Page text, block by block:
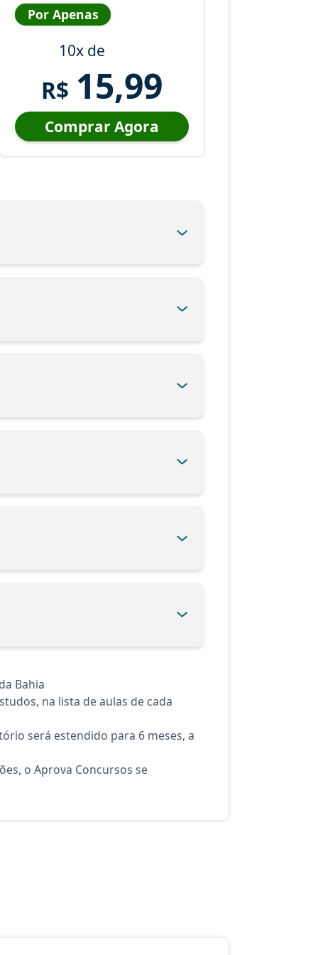
Por Apenas
10x de
R$ 15,99
Comprar Agora
Bahia
na lista de aulas de cada
será estendido para 6 meses, a
o Aprova Concursos se